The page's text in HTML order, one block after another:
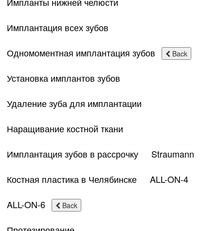
Имплантация всех зубов
Одномоментная имплантация зубов
Back
Установка имплантов зубов
Удаление зуба для имплантации
Наращивание костной ткани
Имплантация зубов в рассрочку
Straumann
Костная пластика в Челябинске
ALL-ON-4
ALL-ON-6
Back